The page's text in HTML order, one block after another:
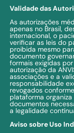
Validade das
As autorizações
apenas no Brasil,
internacional, o
verificar as leis do
proibida mesmo
documento
formais exigidas
autorização da
associações e a
responsabilidade
revogados
plataforma
documentos
a legalidade
Aviso sobre Uso